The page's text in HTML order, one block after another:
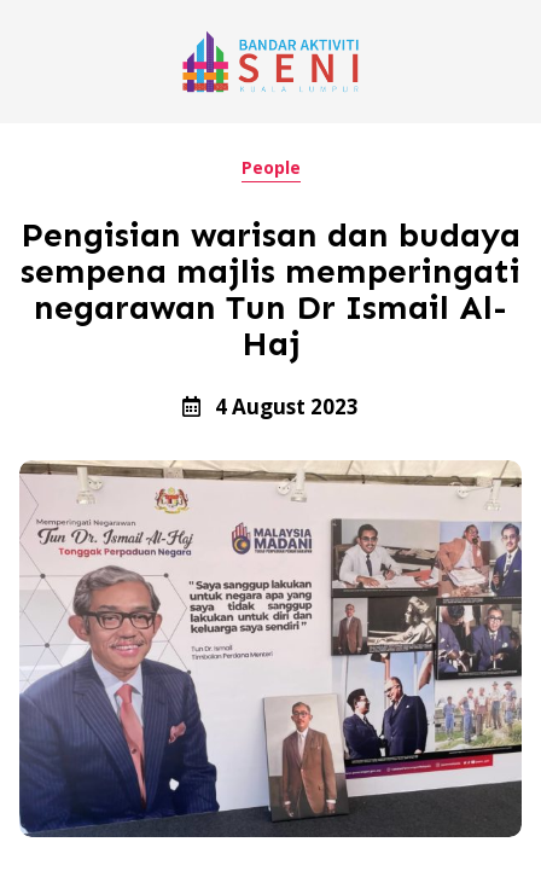
People
Pengisian warisan dan budaya
sempena majlis memperingati
negarawan Tun Dr Ismail Al-
Haj
4 August 2023